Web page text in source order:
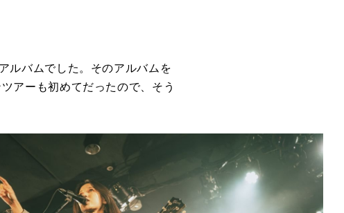
ルバムでした。そのアルバムを
アーも初めてだったので、そう